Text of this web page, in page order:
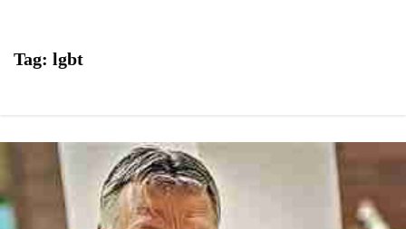
Tag: lgbt